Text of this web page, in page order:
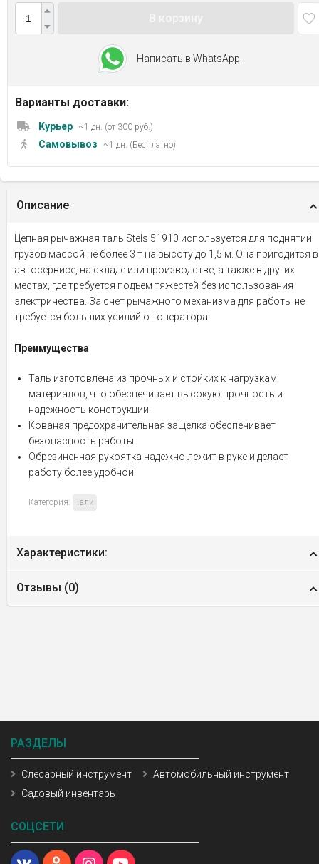
Написать в WhatsApp
Варианты доставки:
Курьер ~1 дн. (от 300 руб.)
Самовывоз ~1 дн. (Бесплатно)
Описание
Цепная рычажная таль Stels 51910 используется для поднятий
грузов массой не более 3 т на высоту до 1,5 м. Она пригодится в
автосервисе, на складе или производстве, а также в других
местах, где требуется подъем тяжестей без использования
электричества. За счет рычажного механизма для работы не
требуется больших усилий от оператора.
Преимущества
Таль изготовлена из прочных и стойких к нагрузкам
материалов, что обеспечивает высокую прочность и
надежность конструкции.
Кованая предохранительная защелка обеспечивает
безопасность работы.
Обрезиненная рукоятка надежно лежит в руке и делает
работу более удобной.
Категория: Тали
Характеристики:
Отзывы (0)
РАЗДЕЛЫ
Слесарный инструмент
Автомобильный инструмент
Садовый инвентарь
СОЦСЕТИ